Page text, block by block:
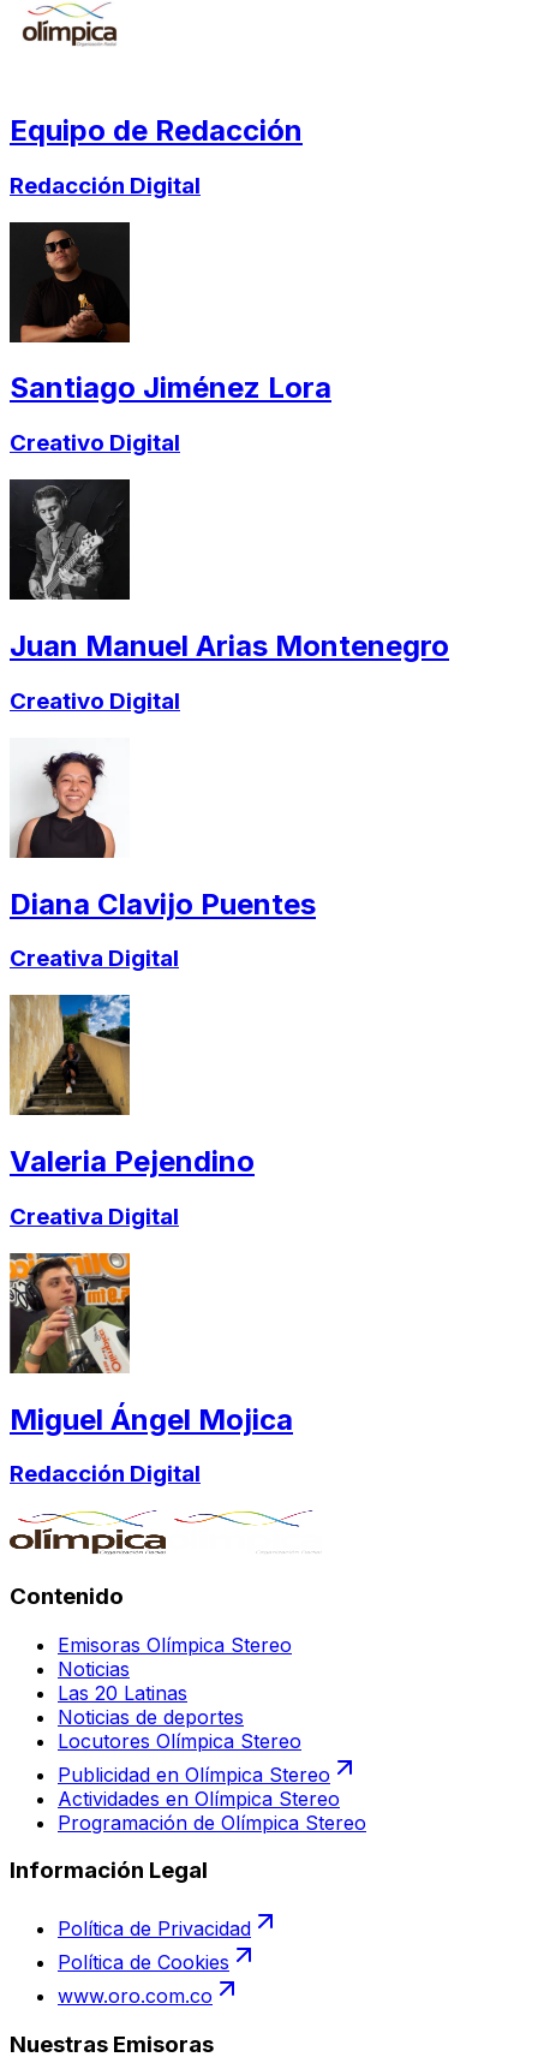
Equipo de Redacción
Redacción Digital
Santiago Jiménez Lora
Creativo Digital
Juan Manuel Arias Montenegro
Creativo Digital
Diana Clavijo Puentes
Creativa Digital
Valeria Pejendino
Creativa Digital
Miguel Ángel Mojica
Redacción Digital
Contenido
Emisoras Olímpica Stereo
Noticias
Las 20 Latinas
Noticias de deportes
Locutores Olímpica Stereo
Publicidad en Olímpica Stereo
Actividades en Olímpica Stereo
Programación de Olímpica Stereo
Información Legal
Política de Privacidad
Política de Cookies
www.oro.com.co
Nuestras Emisoras